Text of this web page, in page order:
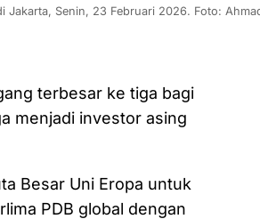
Jakarta, Senin, 23 Februari 2026. Foto:
terbesar ke tiga bagi
menjadi investor asing
Besar Uni Eropa untuk
PDB global dengan